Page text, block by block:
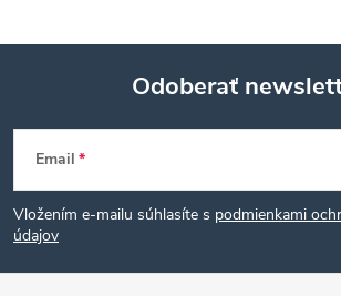
Z
á
p
Odoberať
Email
Vložením e-mailu súhlasíte s podmienkami
údajov